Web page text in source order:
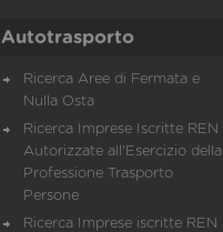
Autotrasporto
Ricerca Aree di Fermata e
Nulla Osta
Ricerca Imprese Iscritte REN
Autorizzate all'Esercizio della
Professione Trasporto
Persone
Ricerca Imprese iscritte REN